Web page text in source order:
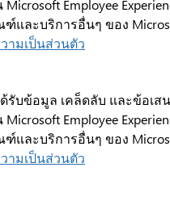
Employee
และบริการอื่นๆ ของ
ามเป็นส่วนตัว
รับข้อมูล เคล็ดลับ และข้อเส
Employee
และบริการอื่นๆ ของ
ามเป็นส่วนตัว